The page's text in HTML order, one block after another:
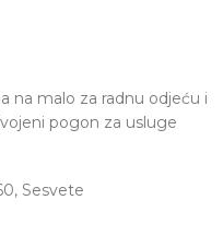
na malo za radnu odjeću i
pogon za usluge
Sesvete